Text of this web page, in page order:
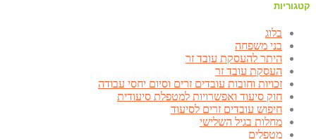
קטגוריות
בלוג
בני משפחה
היתר להעסקת עובד זר
העסקת עובד זר
זכויות וחובות עובדים זרים וסיום יחסי עבודה
חוק סיעוד ואפשרויות למטפלת סיעודית
חיפוש עובדים זרים לסיעוד
מחלות בגיל השלישי
מטפלים